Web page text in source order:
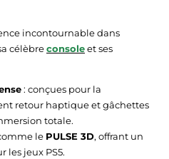
incontournable dans
célèbreconsoleet ses
: conçues pour la
retour haptique et gâchettes
totale.
le PULSE 3D, offrant un
les jeux PS5.